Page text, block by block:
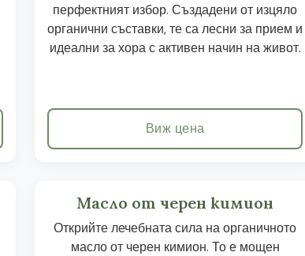
перфектният избор. Създадени от изцяло
органични съставки, те са лесни за прием и
идеални за хора с активен начин на живот.
Виж цена
Масло от черен кимион
Открийте лечебната сила на органичното
масло от черен кимион. То е мощен